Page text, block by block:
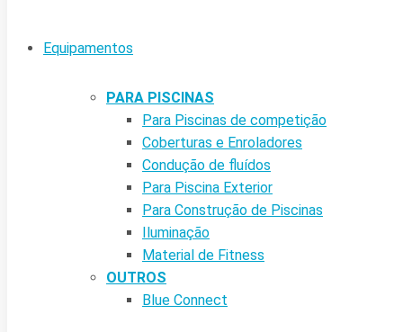
Equipamentos
PARA PISCINAS
Para Piscinas de competição
Coberturas e Enroladores
Condução de fluídos
Para Piscina Exterior
Para Construção de Piscinas
Iluminação
Material de Fitness
OUTROS
Blue Connect